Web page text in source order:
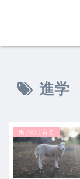
進学
男子の子育て